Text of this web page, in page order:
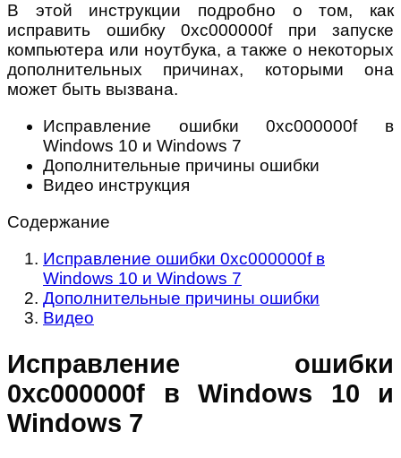
В этой инструкции подробно о том, как
исправить ошибку 0xc000000f при запуске
компьютера или ноутбука, а также о некоторых
дополнительных причинах, которыми она
может быть вызвана.
Исправление ошибки 0xc000000f в
Windows 10 и Windows 7
Дополнительные причины ошибки
Видео инструкция
Содержание
Исправление ошибки 0xc000000f в
Windows 10 и Windows 7
Дополнительные причины ошибки
Видео
Исправление ошибки
0xc000000f в Windows 10 и
Windows 7